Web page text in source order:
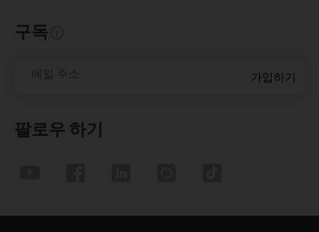
구독
메일 주소 가입하기
팔로우 하기